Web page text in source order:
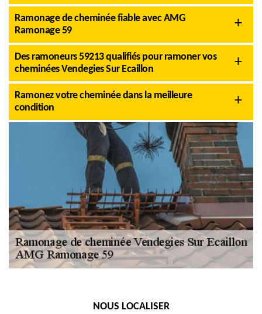
Ramonage de cheminée fiable avec AMG
Ramonage 59
Des ramoneurs 59213 qualifiés pour ramoner vos
cheminées Vendegies Sur Ecaillon
Ramonez votre cheminée dans la meilleure
condition
NOUS LOCALISER